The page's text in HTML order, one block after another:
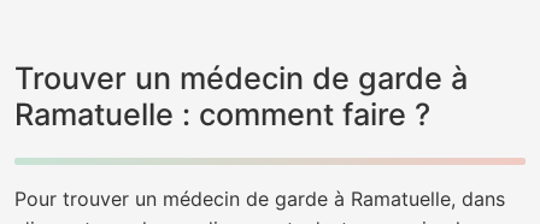
Trouver un médecin de garde à
Ramatuelle : comment faire ?
Pour trouver un médecin de garde à Ramatuelle, dans